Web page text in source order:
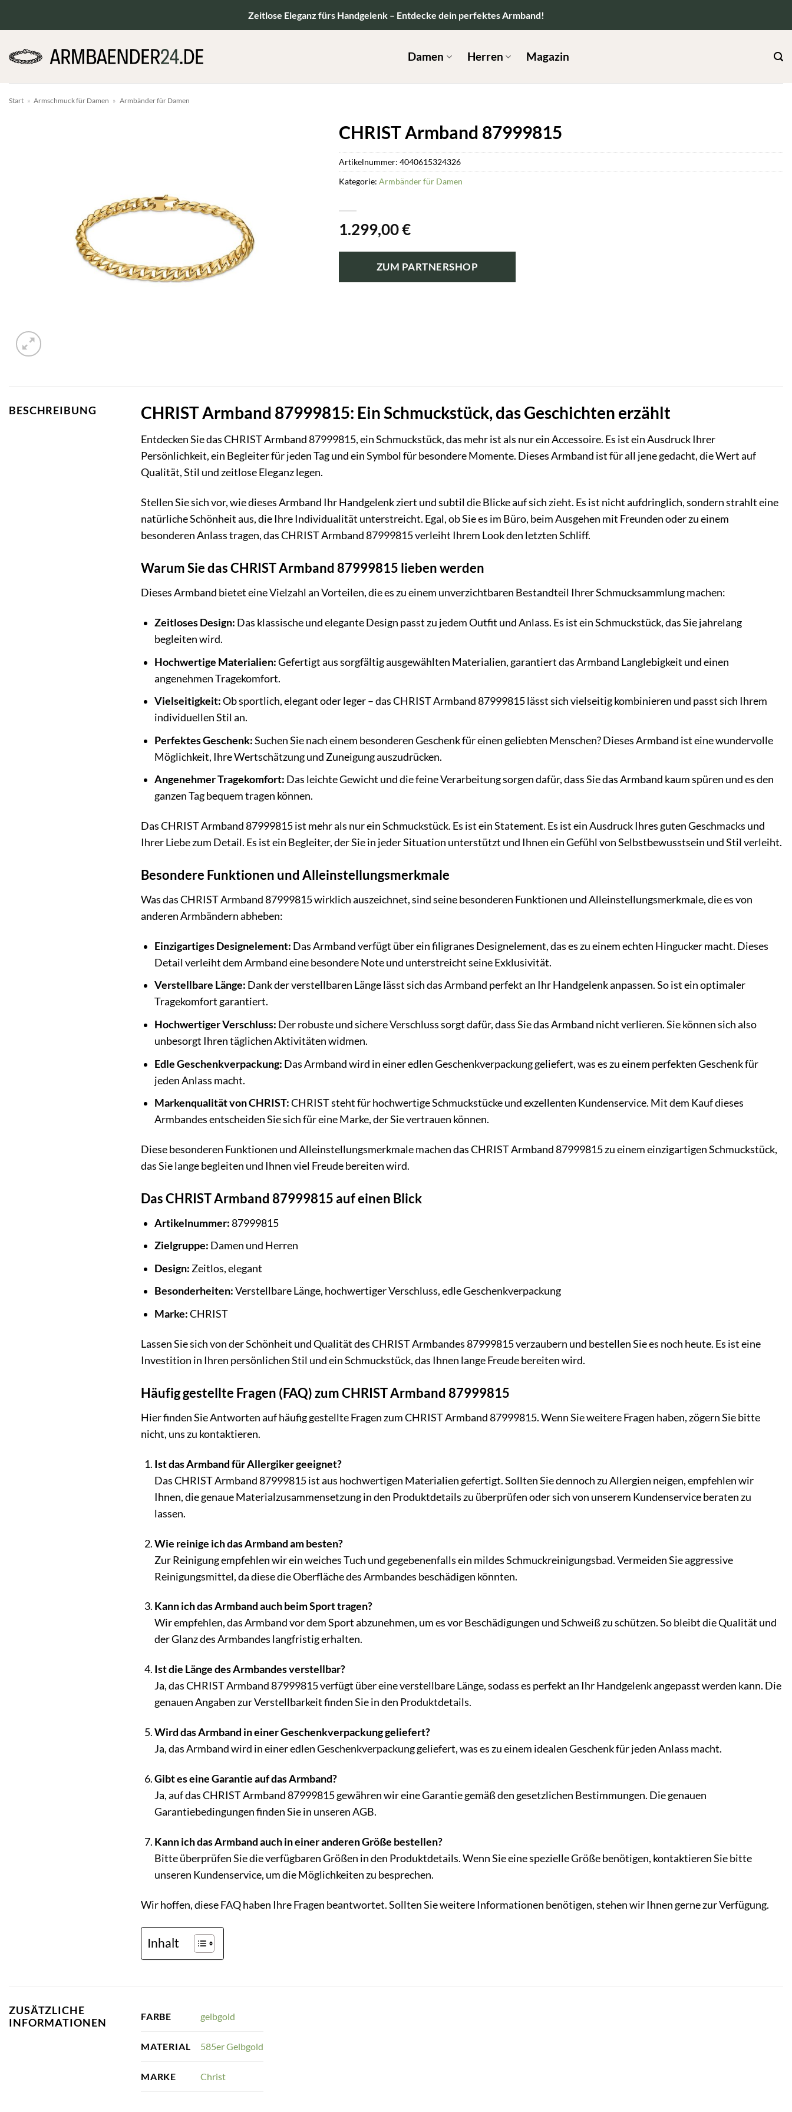
Zeitlose Eleganz fürs Handgelenk – Entdecke dein perfektes Armband!
Damen Herren Magazin
Start » Armschmuck für Damen » Armbänder für Damen
CHRIST Armband 87999815
1.299,00€
ZUM PARTNERSHOP
Artikelnummer: 4040615324326
Kategorie: Armbänder für Damen
BESCHREIBUNG CHRIST Armband 87999815: Ein Schmuckstück, das Geschichten erzählt
Entdecken Sie das CHRIST Armband 87999815, ein Schmuckstück, das mehr ist als nur ein Accessoire. Es ist ein Ausdruck Ihrer
Persönlichkeit, ein Begleiter für jeden Tag und ein Symbol für besondere Momente. Dieses Armband ist für all jene gedacht, die Wert auf
Qualität, Stil und zeitlose Eleganz legen.
Stellen Sie sich vor, wie dieses Armband Ihr Handgelenk ziert und subtil die Blicke auf sich zieht. Es ist nicht aufdringlich, sondern strahlt eine
natürliche Schönheit aus, die Ihre Individualität unterstreicht. Egal, ob Sie es im Büro, beim Ausgehen mit Freunden oder zu einem
besonderen Anlass tragen, das CHRIST Armband 87999815 verleiht Ihrem Look den letzten Schliff.
Warum Sie das CHRIST Armband 87999815 lieben werden
Dieses Armband bietet eine Vielzahl an Vorteilen, die es zu einem unverzichtbaren Bestandteil Ihrer Schmucksammlung machen:
Zeitloses Design: Das klassische und elegante Design passt zu jedem Outfit und Anlass. Es ist ein Schmuckstück, das Sie jahrelang
begleiten wird.
Hochwertige Materialien:Gefertigt aus sorgfältig ausgewählten Materialien, garantiert das Armband Langlebigkeit und einen
angenehmen Tragekomfort.
Vielseitigkeit:Ob sportlich, elegant oder leger – das CHRIST Armband 87999815 lässt sich vielseitig kombinieren und passt sich Ihrem
individuellen Stil an.
Perfektes Geschenk:Suchen Sie nach einem besonderen Geschenk für einen geliebten Menschen? Dieses Armband ist eine wundervolle
Möglichkeit, Ihre Wertschätzung und Zuneigung auszudrücken.
Angenehmer Tragekomfort: Das leichte Gewicht und die feine Verarbeitung sorgen dafür, dass Sie das Armband kaum spüren und es den
ganzen Tag bequem tragen können.
Das CHRIST Armband 87999815 ist mehr als nur ein Schmuckstück. Es ist ein Statement. Es ist ein Ausdruck Ihres guten Geschmacks und
Ihrer Liebe zum Detail. Es ist ein Begleiter, der Sie in jeder Situation unterstützt und Ihnen ein Gefühl von Selbstbewusstsein und Stil verleiht.
Besondere Funktionen und Alleinstellungsmerkmale
Was das CHRIST Armband 87999815 wirklich auszeichnet, sind seine besonderen Funktionen und Alleinstellungsmerkmale, die es von
anderen Armbändern abheben:
Einzigartiges Designelement: Das Armband verfügt über ein filigranes Designelement, das es zu einem echten Hingucker macht. Dieses
Detail verleiht dem Armband eine besondere Note und unterstreicht seine Exklusivität.
Verstellbare Länge: Dank der verstellbaren Länge lässt sich das Armband perfekt an Ihr Handgelenk anpassen. So ist ein optimaler
Tragekomfort garantiert.
Hochwertiger Verschluss: Der robuste und sichere Verschluss sorgt dafür, dass Sie das Armband nicht verlieren. Sie können sich also
unbesorgt Ihren täglichen Aktivitäten widmen.
Edle Geschenkverpackung: Das Armband wird in einer edlen Geschenkverpackung geliefert, was es zu einem perfekten Geschenk für
jeden Anlass macht.
Markenqualität von CHRIST:CHRIST steht für hochwertige Schmuckstücke und exzellenten Kundenservice. Mit dem Kauf dieses
Armbandes entscheiden Sie sich für eine Marke, der Sie vertrauen können.
Diese besonderen Funktionen und Alleinstellungsmerkmale machen das CHRIST Armband 87999815 zu einem einzigartigen Schmuckstück,
das Sie lange begleiten und Ihnen viel Freude bereiten wird.
Das CHRIST Armband 87999815 auf einen Blick
Artikelnummer:87999815
Zielgruppe: Damen und Herren
Design: Zeitlos, elegant
Besonderheiten:Verstellbare Länge, hochwertiger Verschluss, edle Geschenkverpackung
Marke:CHRIST
Lassen Sie sich von der Schönheit und Qualität des CHRIST Armbandes 87999815 verzaubern und bestellen Sie es noch heute. Es ist eine
Investition in Ihren persönlichen Stil und ein Schmuckstück, das Ihnen lange Freude bereiten wird.
Häufig gestellte Fragen (FAQ) zum CHRIST Armband 87999815
Hier finden Sie Antworten auf häufig gestellte Fragen zum CHRIST Armband 87999815. Wenn Sie weitere Fragen haben, zögern Sie bitte
nicht, uns zu kontaktieren.
Ist das Armband für Allergiker geeignet?
Das CHRIST Armband 87999815 ist aus hochwertigen Materialien gefertigt. Sollten Sie dennoch zu Allergien neigen, empfehlen wir
Ihnen, die genaue Materialzusammensetzung in den Produktdetails zu überprüfen oder sich von unserem Kundenservice beraten zu
lassen.
Wie reinige ich das Armband am besten?
Zur Reinigung empfehlen wir ein weiches Tuch und gegebenenfalls ein mildes Schmuckreinigungsbad. Vermeiden Sie aggressive
Reinigungsmittel, da diese die Oberfläche des Armbandes beschädigen könnten.
Kann ich das Armband auch beim Sport tragen?
Wir empfehlen, das Armband vor dem Sport abzunehmen, um es vor Beschädigungen und Schweiß zu schützen. So bleibt die Qualität und
der Glanz des Armbandes langfristig erhalten.
Ist die Länge des Armbandes verstellbar?
Ja, das CHRIST Armband 87999815 verfügt über eine verstellbare Länge, sodass es perfekt an Ihr Handgelenk angepasst werden kann. Die
genauen Angaben zur Verstellbarkeit finden Sie in den Produktdetails.
Wird das Armband in einer Geschenkverpackung geliefert?
Ja, das Armband wird in einer edlen Geschenkverpackung geliefert, was es zu einem idealen Geschenk für jeden Anlass macht.
Gibt es eine Garantie auf das Armband?
Ja, auf das CHRIST Armband 87999815 gewähren wir eine Garantie gemäß den gesetzlichen Bestimmungen. Die genauen
Garantiebedingungen finden Sie in unseren AGB.
Kann ich das Armband auch in einer anderen Größe bestellen?
Bitte überprüfen Sie die verfügbaren Größen in den Produktdetails. Wenn Sie eine spezielle Größe benötigen, kontaktieren Sie bitte
unseren Kundenservice, um die Möglichkeiten zu besprechen.
Wir hoffen, diese FAQ haben Ihre Fragen beantwortet. Sollten Sie weitere Informationen benötigen, stehen wir Ihnen gerne zur Verfügung.
Inhalt
ZUSÄTZLICHE
INFORMATIONEN
FARBE gelbgold
MATERIAL 585er Gelbgold
MARKE Christ